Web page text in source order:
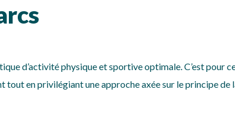
d’activité physique et sportive optimale. C’est pour
en privilégiant une approche axée sur le principe de